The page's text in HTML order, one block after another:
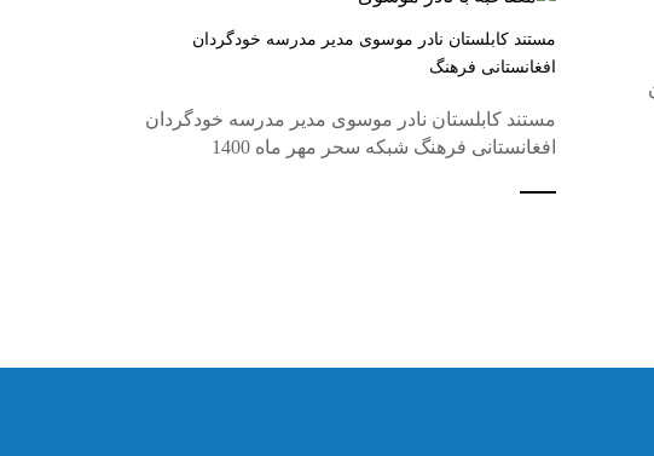
مستند کابلستان نادر موسوی مدیر مدرسه خودگردان
افغانستانی فرهنگ
مستند کابلستان نادر موسوی مدیر مدرسه خودگردان
افغانستانی فرهنگ شبکه سحر مهر ماه 1400